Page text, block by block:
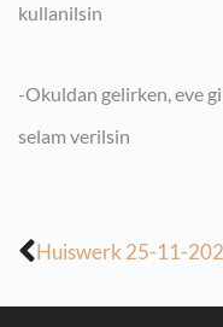
kullanilsin
-Okuldan gelirken, eve
selam verilsin
Huiswerk 25-11-